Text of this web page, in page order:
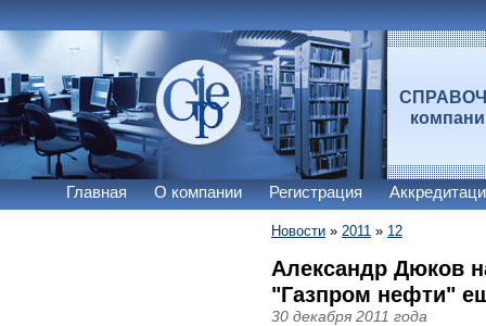
Главная О компании Регистрация
Новости » 2011 » 12
Александр Дюков
"Газпром нефти"
30 декабря 2011 года